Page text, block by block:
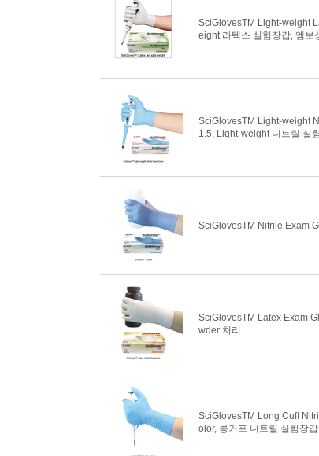
SciGlovesTM Light-weight
eight 라텍스 실험장갑, 엠보
SciGlovesTM Light-weight
1.5, Light-weight 니트릴 실
SciGlovesTM Nitrile Exam
SciGlovesTM Latex Exam
wder 처리
SciGlovesTM Long Cuff
olor, 롱커프 니트릴 실험장갑